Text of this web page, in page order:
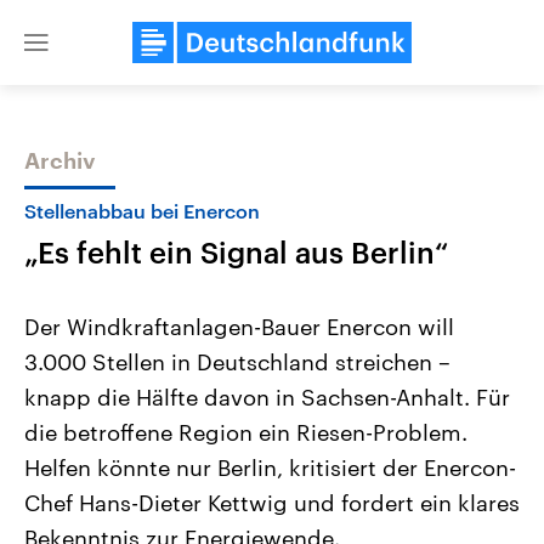
Close
Themen
Landtagswahl Sachsen-Anhalt
2026
Alle Informationen
Sachsen-Anhalt wählt am 6.
September 2026 einen neuen
Bundesland von einer Koalition aus
Aktuelle Beiträge,
Hintergründe
Wirtschaftlich und
gehören die Vereinigten
mit großem Einfluss auf
Archiv
Stellenabbau bei Enercon
„Es fehlt ein Signal aus Berlin“
Der Windkraftanlagen-Bauer Enercon will
3.000 Stellen in Deutschland streichen –
knapp die Hälfte davon in Sachsen-Anhalt. Für
die betroffene Region ein Riesen-Problem.
Helfen könnte nur Berlin, kritisiert der Enercon-
Chef Hans-Dieter Kettwig und fordert ein klares
Bekenntnis zur Energiewende.